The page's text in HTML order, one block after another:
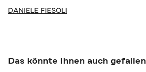
DANIELE FIESOLI
Das könnte Ihnen auch gefallen